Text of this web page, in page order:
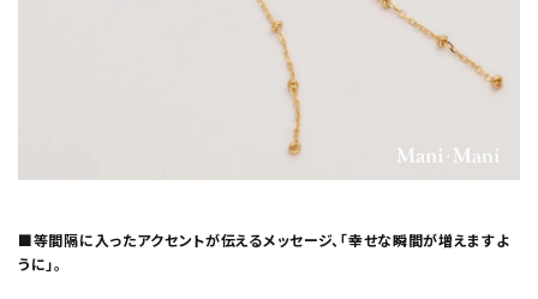
■等間隔に入ったアクセントが伝えるメッセージ、「幸せな瞬間が増えますよ
うに」。